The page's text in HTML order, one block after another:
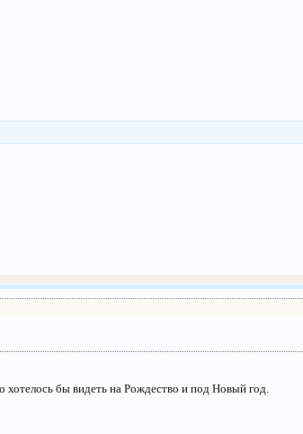
бы видеть на Рождество и под Новый год.